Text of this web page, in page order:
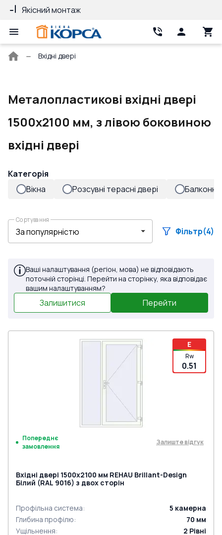
Якісний монтаж
Головна
Вхідні двері
Металопластикові вхідні двері
1500x2100 мм, з лівою боковиною
вхідні двері
Категорія
Вікна
Розсувні терасні двері Балконні
Сортування
Фільтр(4)
Ваші налаштування (регіон, мова) не відповідають
поточній сторінці. Перейти на сторінку, яка відповідає
вашим налаштуванням?
Залишитися Перейти
E
Rw
0.51
Попереднє
замовлення
Залиште відгук
Вхідні двері 1500x2100 мм REHAU Brillant-Design
Білий (RAL 9016) з двох сторін
Профільна система: 5 камерна
Глибина профілю: 70 мм
Ущільнення: 2 Рівні